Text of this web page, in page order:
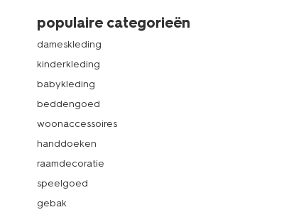
populaire categorieën
dameskleding
kinderkleding
babykleding
beddengoed
woonaccessoires
handdoeken
raamdecoratie
speelgoed
gebak